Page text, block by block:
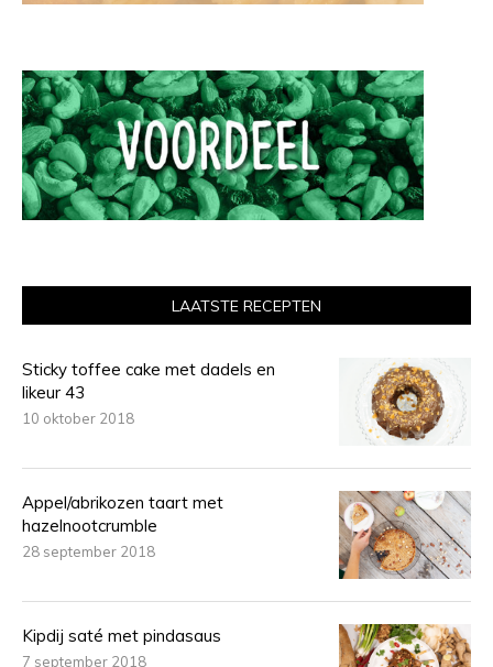
LAATSTE RECEPTEN
Sticky toffee cake met dadels en
likeur 43
10 oktober 2018
Appel/abrikozen taart met
hazelnootcrumble
28 september 2018
Kipdij saté met pindasaus
7 september 2018